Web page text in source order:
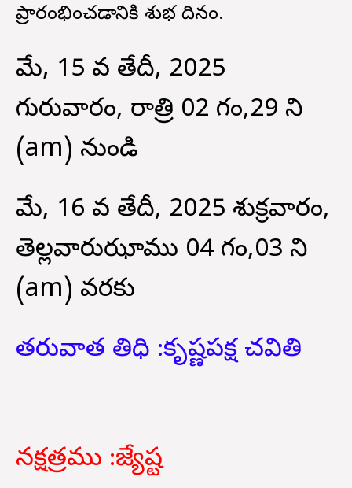
ప్రారంభించడానికి శుభ దినం.
మే, 15 వ తేదీ, 2025
గురువారం, రాత్రి 02 గం,29 ని
(am) నుండి
మే, 16 వ తేదీ, 2025 శుక్రవారం,
తెల్లవారుఝాము 04 గం,03 ని
(am) వరకు
తరువాత తిధి :కృష్ణపక్ష చవితి
నక్షత్రము :జ్యేష్ట